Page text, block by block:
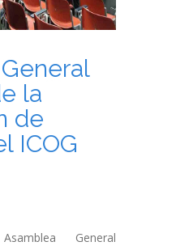
la
de
ICOG
General